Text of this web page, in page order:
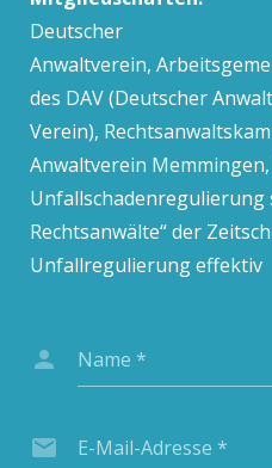
Deutscher
Anwaltverein,
des DAV (Deutscher Anwalt
Verein),
Anwaltverein
Unfallschadenregulierung
Rechtsanwälte“ der
Unfallregulierung effektiv
Name *
E-Mail-Adresse *